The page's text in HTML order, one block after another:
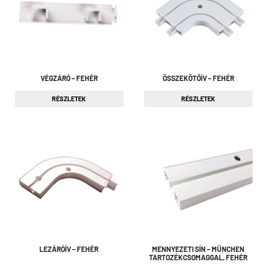
VÉGZÁRÓ – FEHÉR
RÉSZLETEK
ÖSSZEKÖTŐÍV – FEHÉR
RÉSZLETEK
LEZÁRÓÍV – FEHÉR
MENNYEZETI SÍN – MÜNCHEN
TARTOZÉKCSOMAGGAL, FEHÉR